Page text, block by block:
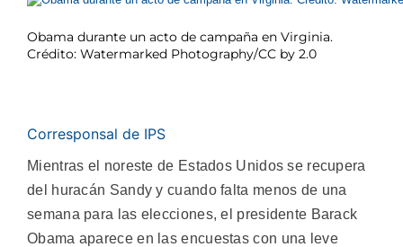
Obama durante un acto de campaña en Virginia.
Crédito: Watermarked Photography/CC by 2.0
Corresponsal de IPS
Mientras el noreste de Estados Unidos se recupera
del huracán Sandy y cuando falta menos de una
semana para las elecciones, el presidente Barack
Obama aparece en las encuestas con una leve